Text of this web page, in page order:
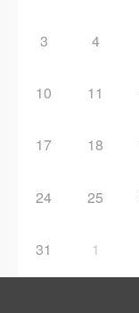
3 4
10 11
17 18
24 25
31 1